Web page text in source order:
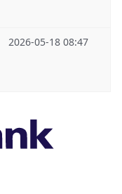
2026-05-18 08:47